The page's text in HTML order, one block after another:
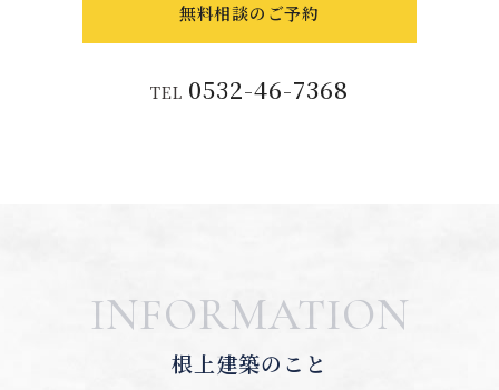
無料相談のご予約
TEL 0532-46-7368
INFORMATION
根上建築のこと